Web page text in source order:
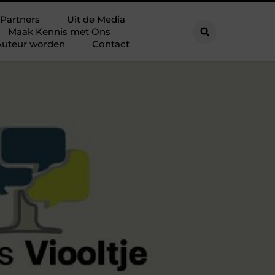
Partners
Uit de Media
Maak Kennis met Ons
worden
Contact